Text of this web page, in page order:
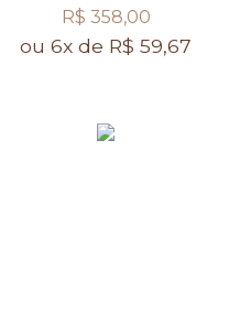
R$ 358,00
ou 6x de R$ 59,67